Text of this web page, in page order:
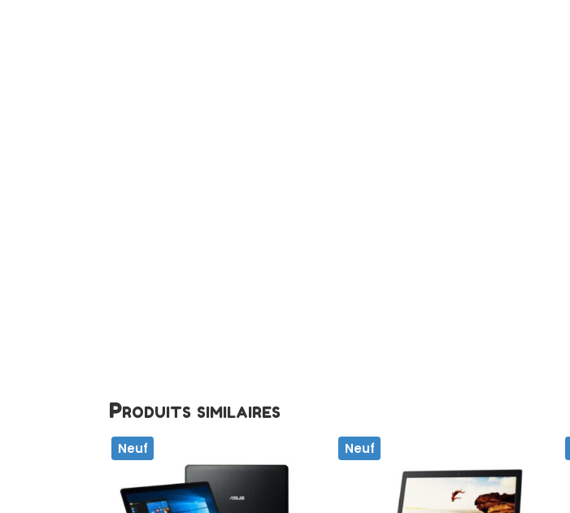
Produits similaires
Neuf Neuf